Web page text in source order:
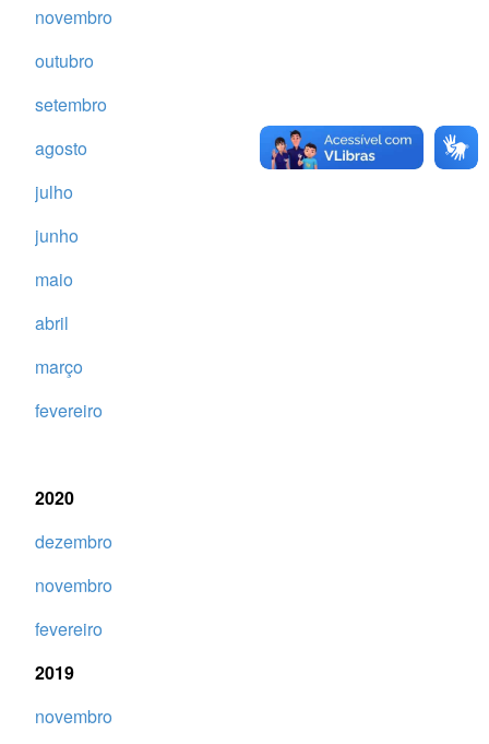
novembro
outubro
setembro
agosto
julho
junho
maio
abril
março
fevereiro
2020
dezembro
novembro
fevereiro
2019
novembro